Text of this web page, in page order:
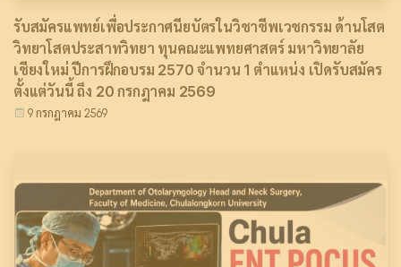
รับสมัครแพทย์เพื่อประกาศนียบัตรในวิชาชีพเวชกรรม ด้านโสต
วิทยาโสตประสาทวิทยา ทุนคณะแพทยศาสตร์ มหาวิทยาลัย
เชียงใหม่ ปีการฝึกอบรม 2570 จำนวน 1 ตำแหน่ง เปิดรับสมัคร
ตั้งแต่วันนี้ ถึง 20 กรกฎาคม 2569
9 กรกฎาคม 2569